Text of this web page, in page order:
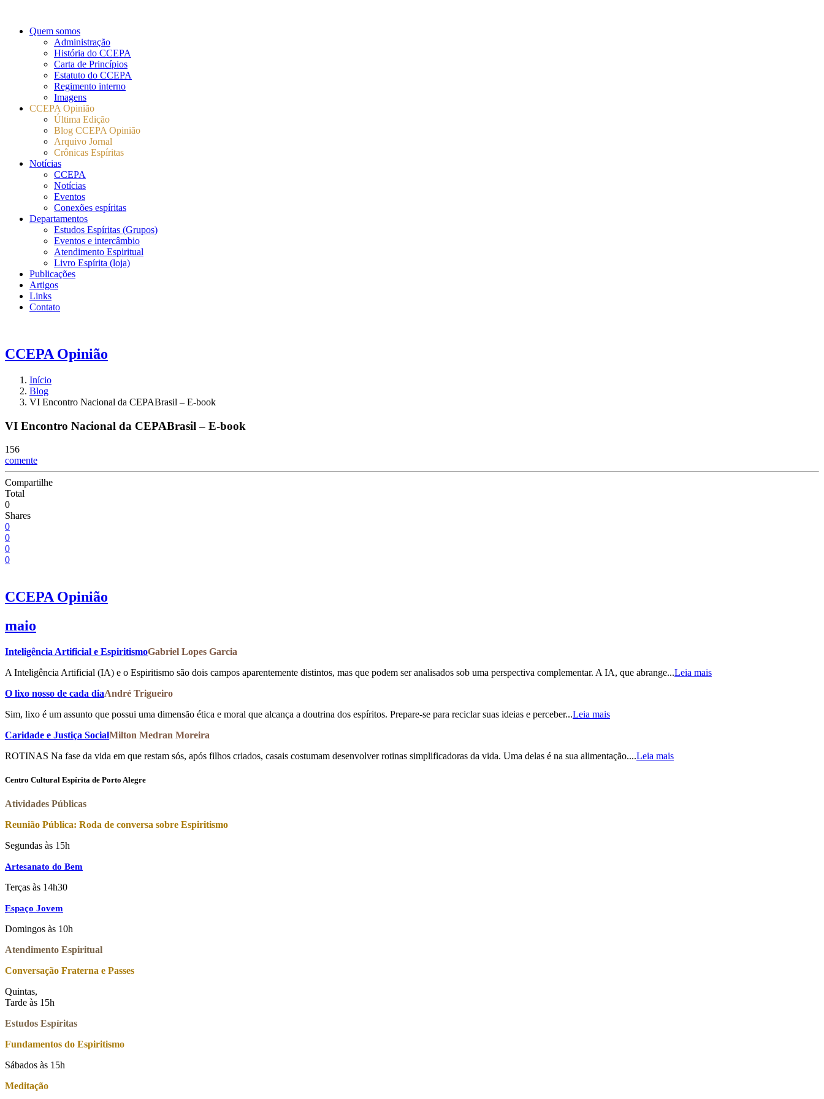
Quem somos
Administração
História do CCEPA
Carta de Princípios
Estatuto do CCEPA
Regimento interno
Imagens
CCEPA Opinião
Última Edição
Blog CCEPA Opinião
Arquivo Jornal
Crônicas Espíritas
Notícias
CCEPA
Notícias
Eventos
Conexões espíritas
Departamentos
Estudos Espíritas (Grupos)
Eventos e intercâmbio
Atendimento Espiritual
Livro Espírita (loja)
Publicações
Artigos
Links
Contato
CCEPA Opinião
Início
Blog
VI Encontro Nacional da CEPABrasil – E-book
VI Encontro Nacional da CEPABrasil – E-book
156
comente
Compartilhe
Total
0
Shares
0
0
0
0
CCEPA Opinião
maio
Inteligência Artificial e EspiritismoGabriel Lopes Garcia
A Inteligência Artificial (IA) e o Espiritismo são dois campos aparentemente distintos, mas que podem ser analisados sob uma perspectiva complementar. A IA, que abrange...Leia mais
O lixo nosso de cada diaAndré Trigueiro
Sim, lixo é um assunto que possui uma dimensão ética e moral que alcança a doutrina dos espíritos. Prepare-se para reciclar suas ideias e perceber...Leia mais
Caridade e Justiça SocialMilton Medran Moreira
ROTINAS Na fase da vida em que restam sós, após filhos criados, casais costumam desenvolver rotinas simplificadoras da vida. Uma delas é na sua alimentação....Leia mais
Centro Cultural Espírita de Porto Alegre
Atividades Públicas
Reunião Pública: Roda de conversa sobre Espiritismo
Segundas às 15h
Artesanato do Bem
Terças às 14h30
Espaço Jovem
Domingos às 10h
Atendimento Espiritual
Conversação Fraterna e Passes
Quintas,
Tarde às 15h
Estudos Espíritas
Fundamentos do Espiritismo
Sábados às 15h
Meditação